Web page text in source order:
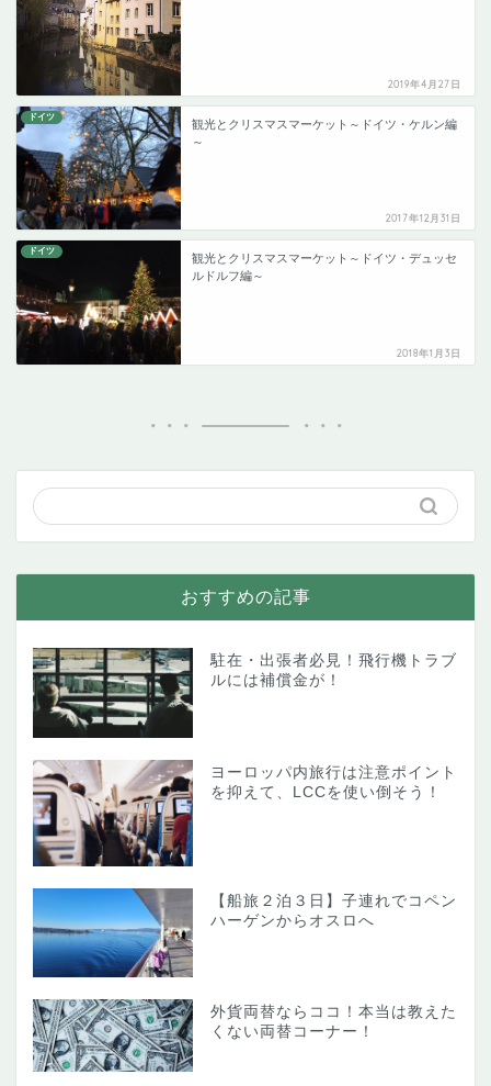
2019年4月27日
ドイツ
観光とクリスマスマーケット～ドイツ・ケルン編
～
2017年12月31日
ドイツ
観光とクリスマスマーケット～ドイツ・デュッセ
ルドルフ編～
2018年1月3日
おすすめの記事
駐在・出張者必見！飛行機トラブ
ルには補償金が！
ヨーロッパ内旅行は注意ポイント
を抑えて、LCCを使い倒そう！
【船旅２泊３日】子連れでコペン
ハーゲンからオスロへ
外貨両替ならココ！本当は教えた
くない両替コーナー！